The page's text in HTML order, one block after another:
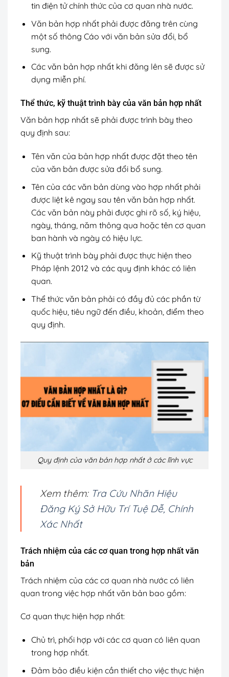
tin điện tử chính thức của cơ quan nhà nước.
Văn bản hợp nhất phải được đăng trên cùng
một số thông Cáo với văn bản sửa đổi, bổ
sung.
Các văn bản hợp nhất khi đăng lên sẽ được sử
dụng miễn phí.
Thể thức, kỹ thuật trình bày của văn bản hợp nhất
Văn bản hợp nhất sẽ phải được trình bày theo
quy định sau:
Tên văn của bản hợp nhất được đặt theo tên
của văn bản được sửa đổi bổ sung.
Tên của các văn bản dùng vào hợp nhất phải
được liệt kê ngay sau tên văn bản hợp nhất.
Các văn bản này phải được ghi rõ số, ký hiệu,
ngày, tháng, năm thông qua hoặc tên cơ quan
ban hành và ngày có hiệu lực.
Kỹ thuật trình bày phải được thực hiện theo
Pháp lệnh 2012 và các quy định khác có liên
quan.
Thể thức văn bản phải có đầy đủ các phần từ
quốc hiệu, tiêu ngữ đến điều, khoản, điểm theo
quy định.
Quy định của văn bản hợp nhất ở các lĩnh vực
Xem thêm: Tra Cứu Nhãn Hiệu
Đăng Ký Sở Hữu Trí Tuệ Dễ, Chính
Xác Nhất
Trách nhiệm của các cơ quan trong hợp nhất văn
bản
Trách nhiệm của các cơ quan nhà nước có liên
quan trong việc hợp nhất văn bản bao gồm:
Cơ quan thực hiện hợp nhất:
Chủ trì, phối hợp với các cơ quan có liên quan
trong hợp nhất.
Đảm bảo điều kiện cần thiết cho việc thực hiện